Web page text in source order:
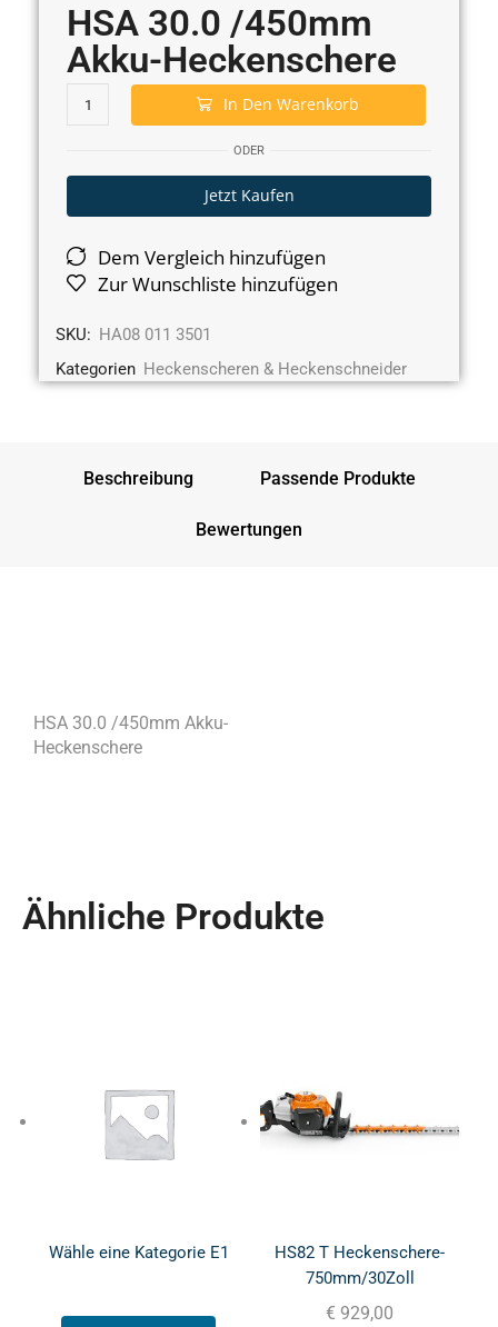
HSA 30.0 /450mm
Akku-Heckenschere
In Den Warenkorb
ODER
Jetzt Kaufen
Dem Vergleich hinzufügen
Zur Wunschliste hinzufügen
SKU: HA08 011 3501
Kategorien Heckenscheren & Heckenschneider
Beschreibung Passende Produkte
Bewertungen
HSA 30.0 /450mm Akku-
Heckenschere
Ähnliche Produkte
Wähle eine Kategorie E1
HS82 T Heckenschere-
750mm/30Zoll
€ 929,00